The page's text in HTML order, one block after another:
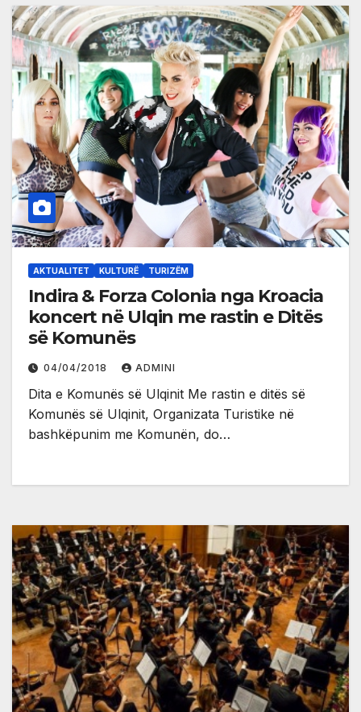
AKTUALITET KULTURË TURIZËM
Indira & Forza Colonia nga Kroacia
koncert në Ulqin me rastin e Ditës
së Komunës
04/04/2018 ADMINI
Dita e Komunës së Ulqinit Me rastin e ditës së
Komunës së Ulqinit, Organizata Turistike në
bashkëpunim me Komunën, do…